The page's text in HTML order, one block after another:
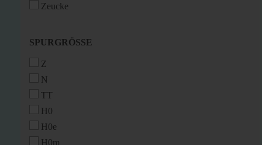
Zeucke
SPURGRÖSSE
SPURGRÖSSE
Z
N
TT
H0
H0e
H0m